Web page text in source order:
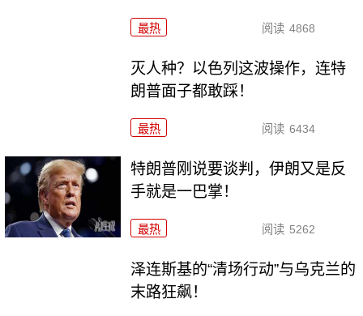
最热 阅读 4868
灭人种？以色列这波操作，连特
朗普面子都敢踩！
最热 阅读 6434
特朗普刚说要谈判，伊朗又是反
手就是一巴掌！
最热 阅读 5262
泽连斯基的“清场行动”与乌克兰的
末路狂飙！